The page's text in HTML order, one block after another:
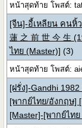
หน้าสุดท้าย โพสต์:
[จีน]-อี้เหลียน คนหิ้ว
蓮 之 前 世 今 生
ไทย (Master)] (3)
หน้าสุดท้าย โพสต์:
[ฝรั่ง]-Gandhi
[พากย์ไทย/อังกฤษ]
[Master]-[พากย์ไท